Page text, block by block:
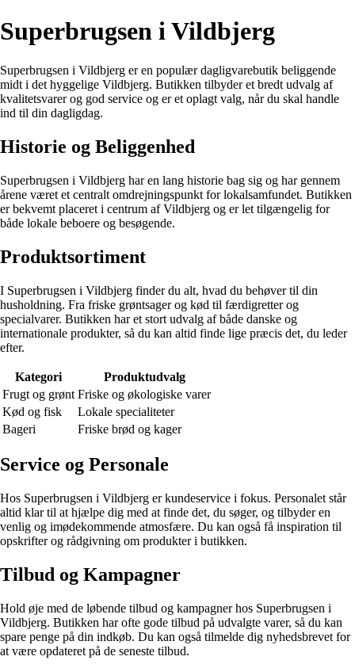
Superbrugsen i Vildbjerg
Superbrugsen i Vildbjerg er en populær dagligvarebutik beliggende
midt i det hyggelige Vildbjerg. Butikken tilbyder et bredt udvalg af
kvalitetsvarer og god service og er et oplagt valg, når du skal handle
ind til din dagligdag.
Historie og Beliggenhed
Superbrugsen i Vildbjerg har en lang historie bag sig og har gennem
årene været et centralt omdrejningspunkt for lokalsamfundet. Butikken
er bekvemt placeret i centrum af Vildbjerg og er let tilgængelig for
både lokale beboere og besøgende.
Produktsortiment
I Superbrugsen i Vildbjerg finder du alt, hvad du behøver til din
husholdning. Fra friske grøntsager og kød til færdigretter og
specialvarer. Butikken har et stort udvalg af både danske og
internationale produkter, så du kan altid finde lige præcis det, du leder
efter.
Kategori
Produktudvalg
Frugt og grønt Friske og økologiske varer
Kød og fisk
Lokale specialiteter
Bageri
Friske brød og kager
Service og Personale
Hos Superbrugsen i Vildbjerg er kundeservice i fokus. Personalet står
altid klar til at hjælpe dig med at finde det, du søger, og tilbyder en
venlig og imødekommende atmosfære. Du kan også få inspiration til
opskrifter og rådgivning om produkter i butikken.
Tilbud og Kampagner
Hold øje med de løbende tilbud og kampagner hos Superbrugsen i
Vildbjerg. Butikken har ofte gode tilbud på udvalgte varer, så du kan
spare penge på din indkøb. Du kan også tilmelde dig nyhedsbrevet for
at være opdateret på de seneste tilbud.